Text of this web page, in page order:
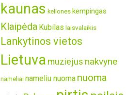
kaunas keliones kempingas
Klaipėda Kubilas laisvalaikis
Lankytinos vietos
Lietuva muziejus nakvyne
nameliai nameliu nuoma nuoma